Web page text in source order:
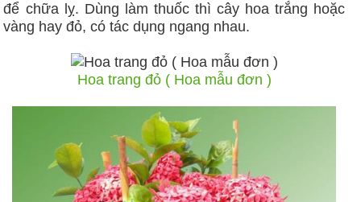
để chữa lỵ. Dùng làm thuốc thì cây hoa trắng hoặc
vàng hay đỏ, có tác dụng ngang nhau.
Hoa trang đỏ ( Hoa mẫu đơn )